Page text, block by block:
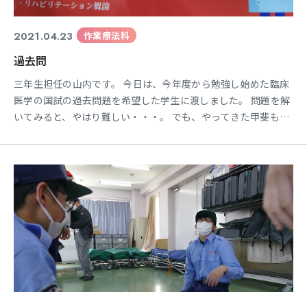
2021.04.23 作業療法科
過去問
三年生担任の山内です。 今日は、今年度から勉強し始めた臨床
医学の国試の過去問題を希望した学生に渡しました。 問題を解
いてみると、やはり難しい・・・。 でも、やってきた甲斐もあ
て、伸びるとほっとしますね。 やっていることは間違いはない
ようです！ また、一つ一つ積み重ねていきましょう！！